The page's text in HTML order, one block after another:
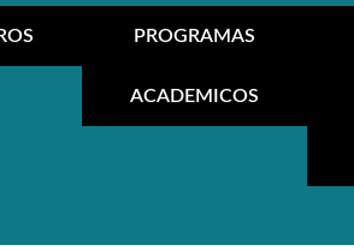
PROGRAMAS
ACADEMICOS